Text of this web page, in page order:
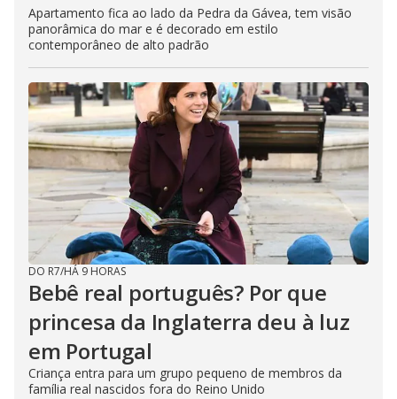
Apartamento fica ao lado da Pedra da Gávea, tem visão
panorâmica do mar e é decorado em estilo
contemporâneo de alto padrão
DO R7/HÁ 9 HORAS
Bebê real português? Por que
princesa da Inglaterra deu à luz
em Portugal
Criança entra para um grupo pequeno de membros da
família real nascidos fora do Reino Unido